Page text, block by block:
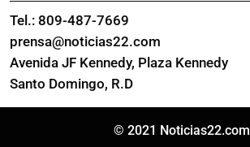
Tel.: 809-487-7669
prensa@noticias22.com
Avenida JF Kennedy, Plaza Kennedy
Santo Domingo, R.D
© 2021 Noticias22.com